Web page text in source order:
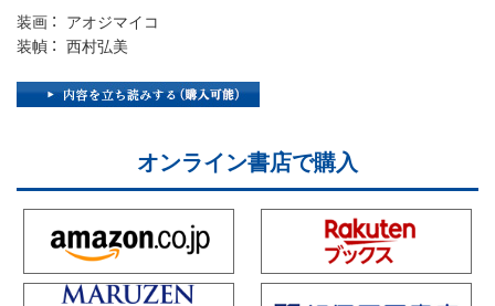
装画
アオジマイコ
装幀
西村弘美
オンライン書店で購入